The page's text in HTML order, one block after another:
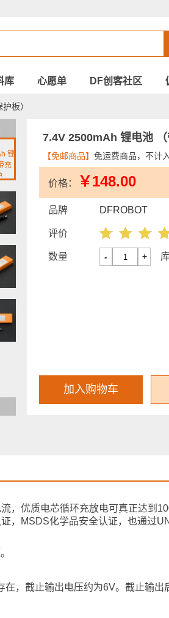
库 心愿单 DF创客社区
板）
7.4V 2500mAh 锂电池
【免邮商品】 免运费商品，不计
价格： ￥148.00
品牌 DFROBOT
评价
数量 - +
加入购物车
，优质电芯循环充放电可真正达到
，MSDS化学品安全认证，也通过
，截止输出电压约为6V。截止输出